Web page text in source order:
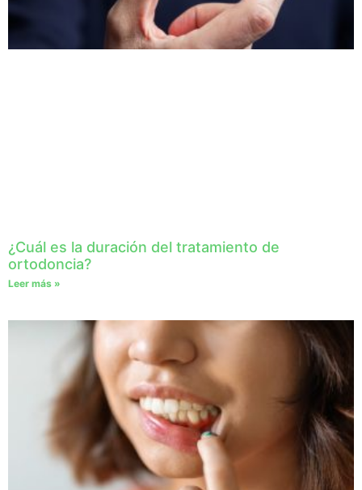
¿Cuál es la duración del tratamiento de
ortodoncia?
Leer más »